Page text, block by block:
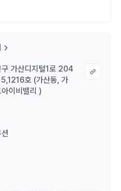
구 가산디지털1로 204
호 (가산동, 가
이비밸리 )